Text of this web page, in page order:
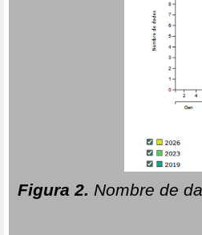
Figura 2. Nombre de